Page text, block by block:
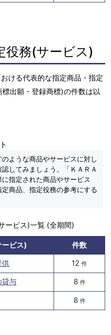
役務(サービス)
ける代表的な指定商品・指定
出願・登録商標)の件数は以
ような商品やサービスに対し
してみましょう。「ＫＡＲＡ
指定された商品やサービス
商品、指定役務の参考にする
ービス)一覧 (全期間)
ビス)
件数
供
12 件
貸与 8 件
8 件